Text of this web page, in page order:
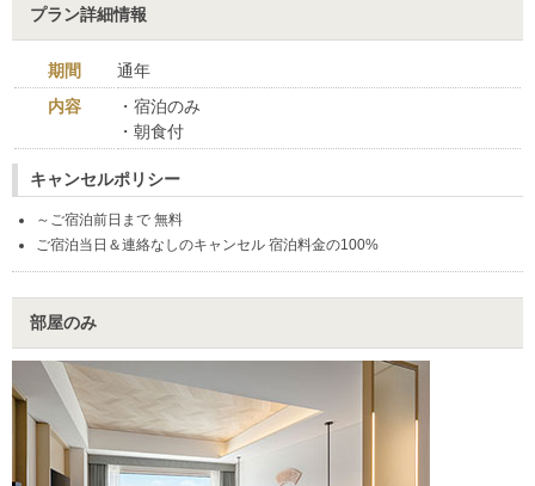
プラン詳細情報
期間
通年
内容
・宿泊のみ
・朝食付
キャンセルポリシー
～ご宿泊前日まで 無料
ご宿泊当日＆連絡なしのキャンセル 宿泊料金の100%
部屋のみ